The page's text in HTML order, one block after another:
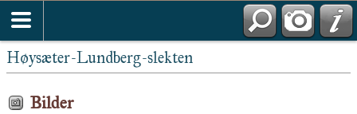
Høysæter-Lundberg-slekten
Bilder